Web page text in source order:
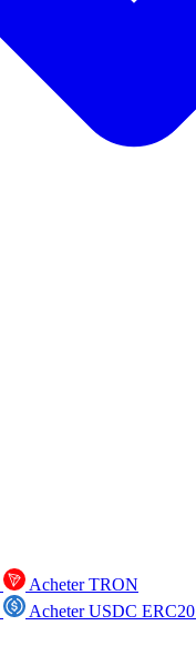
Acheter TRON
Acheter USDC ERC20